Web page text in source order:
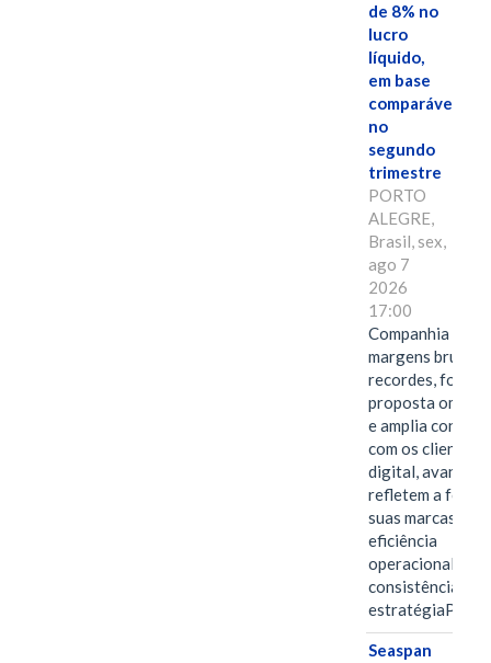
de 8% no
lucro
líquido,
em base
comparável,
no
segundo
trimestre
PORTO
ALEGRE,
Brasil, sex,
ago 7
2026
17:00
Companhia
margens brutas
recordes,
proposta
e amplia
com os clientes
digital, avanços
refletem a força
suas marcas, a
eficiência
operacional e a
consistência de
Seaspan